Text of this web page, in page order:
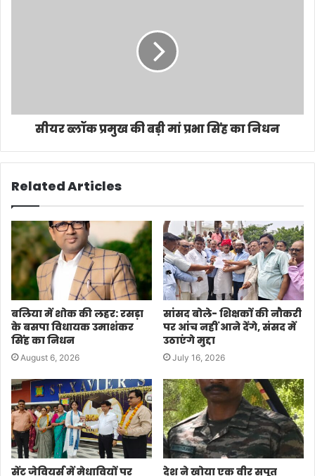
सीयर ब्लॉक प्रमुख की बड़ी मां प्रभा सिंह का निधन
Related Articles
बलिया में शोक की लहर: रसड़ा
के बसपा विधायक उमाशंकर
सिंह का निधन
August 6, 2026
सांसद बोले- शिक्षकों की नौकरी
पर आंच नहीं आने देंगे, संसद में
उठाएंगे मुद्दा
July 16, 2026
सेंट जेवियर्स में मेधावियों पर
देश ने खोया एक वीर सपूत